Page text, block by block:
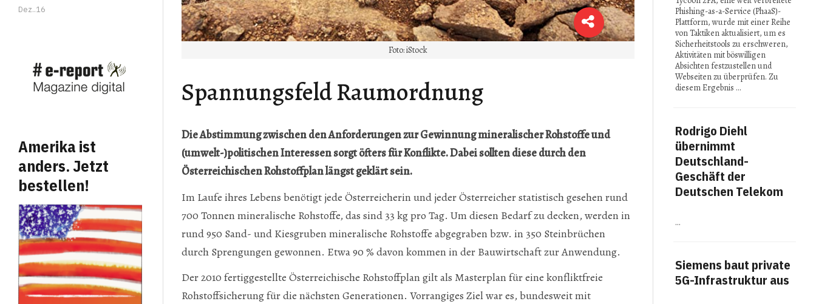
Dez..16
Amerika ist
anders. Jetzt
bestellen!
Foto: iStock
Spannungsfeld Raumordnung
Die Abstimmung zwischen den Anforderungen zur Gewinnung mineralischer Rohstoffe und
(umwelt-)politischen Interessen sorgt öfters für Konflikte. Dabei sollten diese durch den
Österreichischen Rohstoffplan längst geklärt sein.
Im Laufe ihres Lebens benötigt jede Österreicherin und jeder Österreicher statistisch gesehen rund
700 Tonnen mineralische Rohstoffe, das sind 33 kg pro Tag. Um diesen Bedarf zu decken, werden in
rund 950 Sand- und Kiesgruben mineralische Rohstoffe abgegraben bzw. in 350 Steinbrüchen
durch Sprengungen gewonnen. Etwa 90 % davon kommen in der Bauwirtschaft zur Anwendung.
Der 2010 fertiggestellte Österreichische Rohstoffplan gilt als Masterplan für eine konfliktfreie
Rohstoffsicherung für die nächs­ten Generationen. Vorrangiges Ziel war es, bundesweit mit
Phishing-as-a-Service (PhaaS)-
Plattform, wurde mit einer Reihe
von Taktiken aktualisiert, um es
Sicherheitstools zu erschweren,
Aktivitäten mit böswilligen
Absichten festzustellen und
Webseiten zu überprüfen. Zu
diesem Ergebnis …
Rodrigo Diehl
übernimmt
Deutschland-
Geschäft der
Deutschen Telekom
…
Siemens baut private
5G-Infrastruktur aus